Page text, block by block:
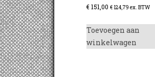
€151,00 € 124,79 ex. BTW
Toevoegen aan
winkelwagen